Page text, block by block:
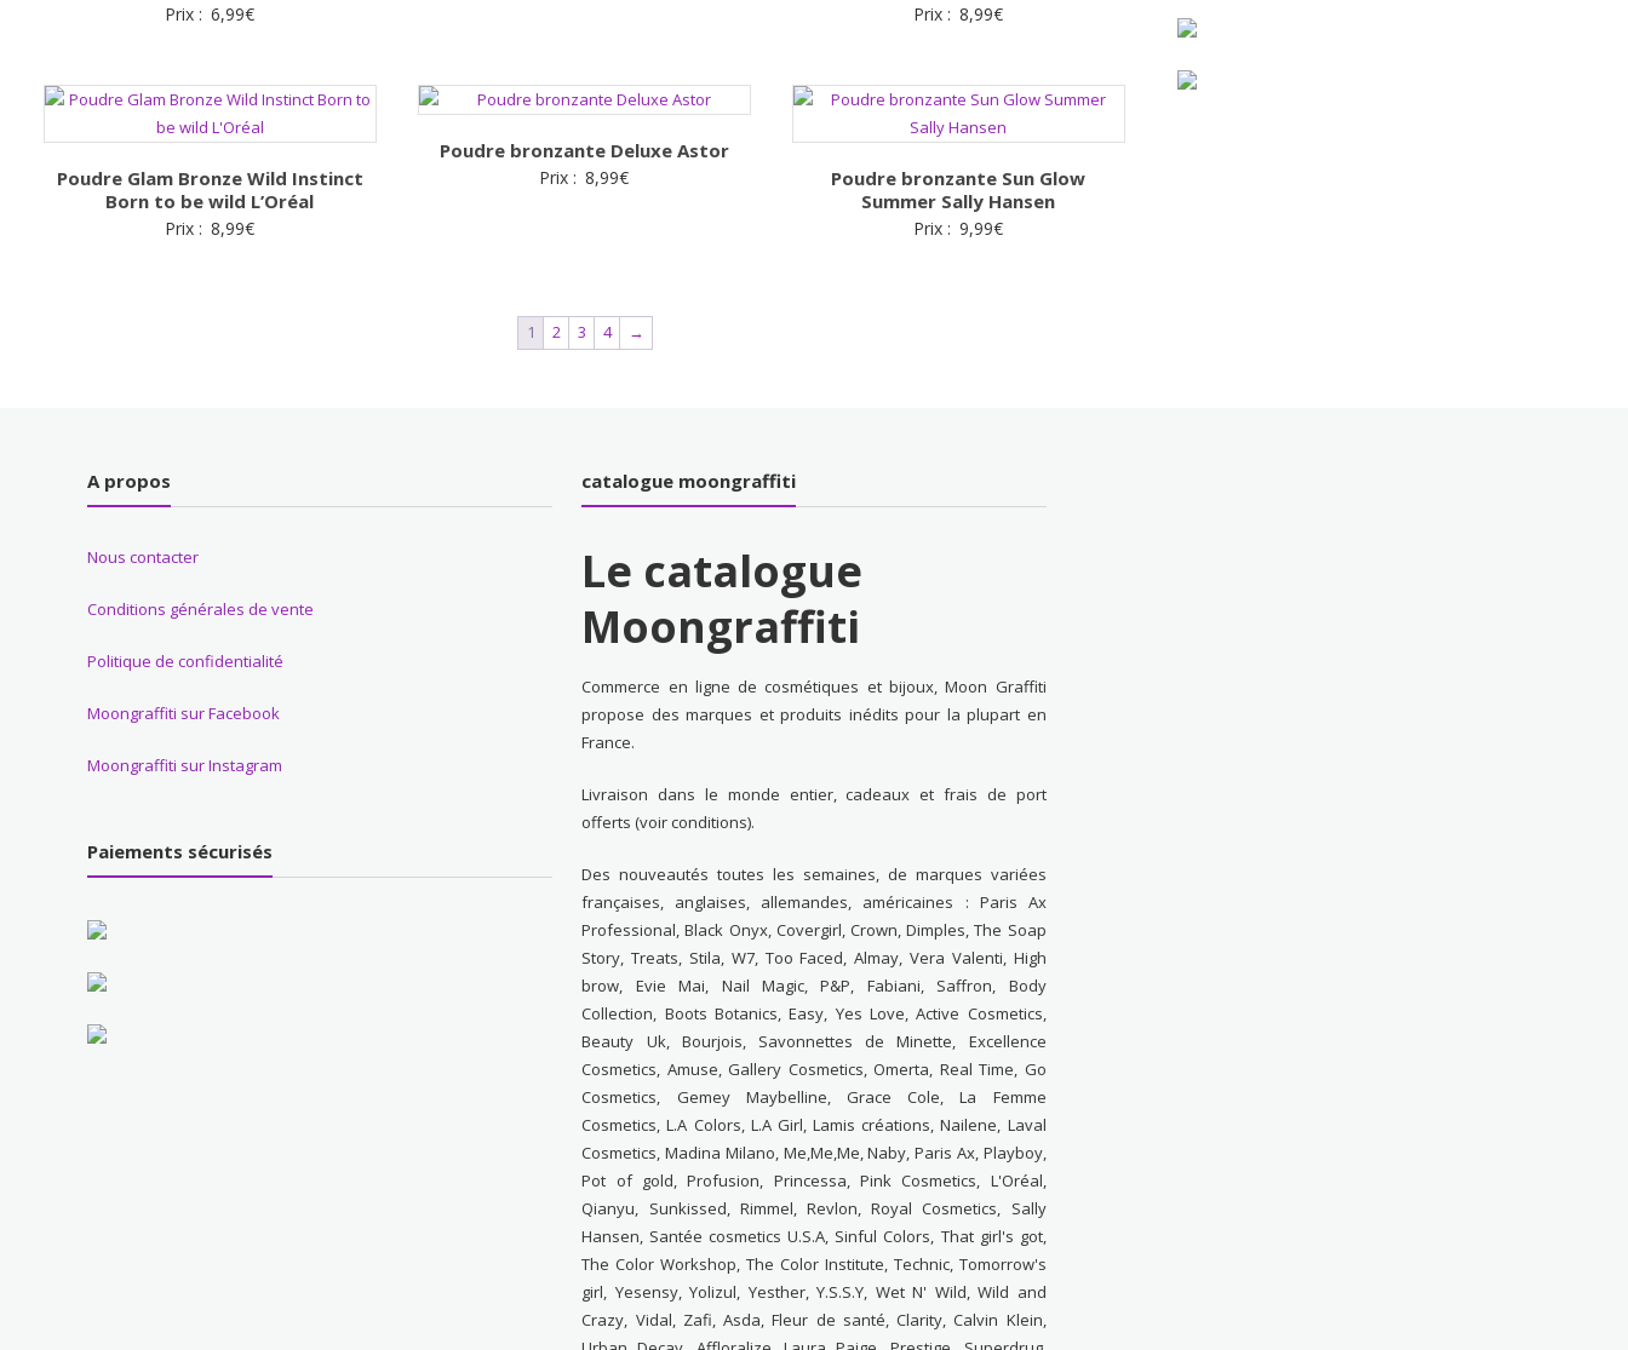
Prix : 6,99€ Prix : 8,99€
Poudre Glam Bronze Wild Instinct
Born to be wild L’Oréal
Prix : 8,99€
Poudre bronzante Deluxe Astor
Prix : 8,99€
Poudre bronzante Sun Glow
Summer Sally Hansen
Prix : 9,99€
1 2 3 4 →
A propos
Nous contacter
Conditions générales de vente
Politique de confidentialité
Moongraffiti sur Facebook
Moongraffiti sur Instagram
Paiements sécurisés
catalogue moongraffiti
Le catalogue
Moongraffiti
Commerce en ligne de cosmétiques et bijoux, Moon Graffiti
propose des marques et produits inédits pour la plupart en
France.
Livraison dans le monde entier, cadeaux et frais de port
offerts (voir conditions).
Des nouveautés toutes les semaines, de marques variées
françaises, anglaises, allemandes, américaines : Paris Ax
Professional, Black Onyx, Covergirl, Crown, Dimples, The Soap
Story, Treats, Stila, W7, Too Faced, Almay, Vera Valenti, High
brow, Evie Mai, Nail Magic, P&P, Fabiani, Saffron, Body
Collection, Boots Botanics, Easy, Yes Love, Active Cosmetics,
Beauty Uk, Bourjois, Savonnettes de Minette, Excellence
Cosmetics, Amuse, Gallery Cosmetics, Omerta, Real Time, Go
Cosmetics, Gemey Maybelline, Grace Cole, La Femme
Cosmetics, L.A Colors, L.A Girl, Lamis créations, Nailene, Laval
Cosmetics, Madina Milano, Me,Me,Me, Naby, Paris Ax, Playboy,
Pot of gold, Profusion, Princessa, Pink Cosmetics, L'Oréal,
Qianyu, Sunkissed, Rimmel, Revlon, Royal Cosmetics, Sally
Hansen, Santée cosmetics U.S.A, Sinful Colors, That girl's got,
The Color Workshop, The Color Institute, Technic, Tomorrow's
girl, Yesensy, Yolizul, Yesther, Y.S.S.Y, Wet N' Wild, Wild and
Crazy, Vidal, Zafi, Asda, Fleur de santé, Clarity, Calvin Klein,